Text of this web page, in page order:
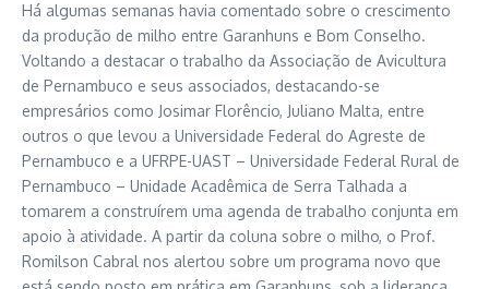
Há algumas semanas havia comentado sobre o crescimento
da produção de milho entre Garanhuns e Bom Conselho.
Voltando a destacar o trabalho da Associação de Avicultura
de Pernambuco e seus associados, destacando-se
empresários como Josimar Florêncio, Juliano Malta, entre
outros o que levou a Universidade Federal do Agreste de
Pernambuco e a UFRPE-UAST – Universidade Federal Rural de
Pernambuco – Unidade Acadêmica de Serra Talhada a
tomarem a construírem uma agenda de trabalho conjunta em
apoio à atividade. A partir da coluna sobre o milho, o Prof.
Romilson Cabral nos alertou sobre um programa novo que